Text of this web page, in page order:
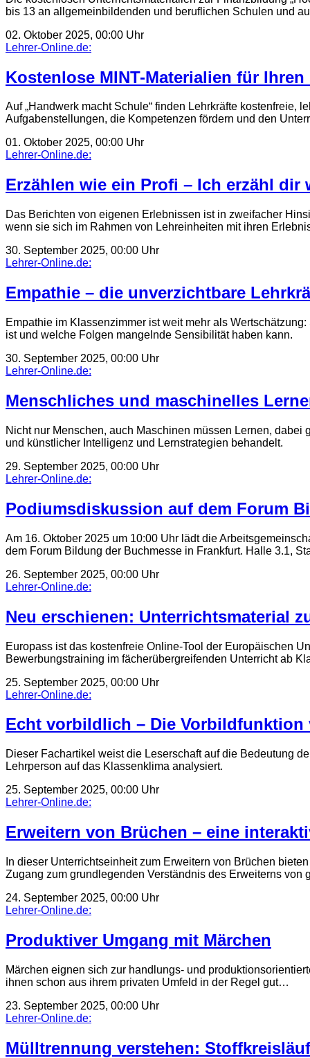
bis 13 an allgemeinbildenden und beruflichen Schulen und
02. Oktober 2025, 00:00 Uhr
Lehrer-Online.de:
Kostenlose MINT-Materialien für
Auf „Handwerk macht Schule“ finden Lehrkräfte kostenfreie,
Aufgabenstellungen, die Kompetenzen fördern und den
01. Oktober 2025, 00:00 Uhr
Lehrer-Online.de:
Erzählen wie ein Profi – Ich erzähl dir
Das Berichten von eigenen Erlebnissen ist in zweifacher
wenn sie sich im Rahmen von Lehreinheiten mit ihren
30. September 2025, 00:00 Uhr
Lehrer-Online.de:
Empathie – die unverzichtbare
Empathie im Klassenzimmer ist weit mehr als
ist und welche Folgen mangelnde Sensibilität haben kann.
30. September 2025, 00:00 Uhr
Lehrer-Online.de:
Menschliches und maschinelles
Nicht nur Menschen, auch Maschinen müssen Lernen,
und künstlicher Intelligenz und Lernstrategien behandelt.
29. September 2025, 00:00 Uhr
Lehrer-Online.de:
Podiumsdiskussion auf dem Forum
Am 16. Oktober 2025 um 10:00 Uhr lädt die
dem Forum Bildung der Buchmesse in Frankfurt. Halle 3.1,
26. September 2025, 00:00 Uhr
Lehrer-Online.de:
Neu erschienen: Unterrichtsmaterial
Europass ist das kostenfreie Online-Tool der Europäischen
Bewerbungstraining im fächerübergreifenden Unterricht ab
25. September 2025, 00:00 Uhr
Lehrer-Online.de:
Echt vorbildlich – Die Vorbildfunktion
Dieser Fachartikel weist die Leserschaft auf die Bedeutung
Lehrperson auf das Klassenklima analysiert.
25. September 2025, 00:00 Uhr
Lehrer-Online.de:
Erweitern von Brüchen – eine
In dieser Unterrichtseinheit zum Erweitern von Brüchen
Zugang zum grundlegenden Verständnis des Erweiterns von
24. September 2025, 00:00 Uhr
Lehrer-Online.de:
Produktiver Umgang mit Märchen
Märchen eignen sich zur handlungs- und
ihnen schon aus ihrem privaten Umfeld in der Regel gut…
23. September 2025, 00:00 Uhr
Lehrer-Online.de:
Mülltrennung verstehen: